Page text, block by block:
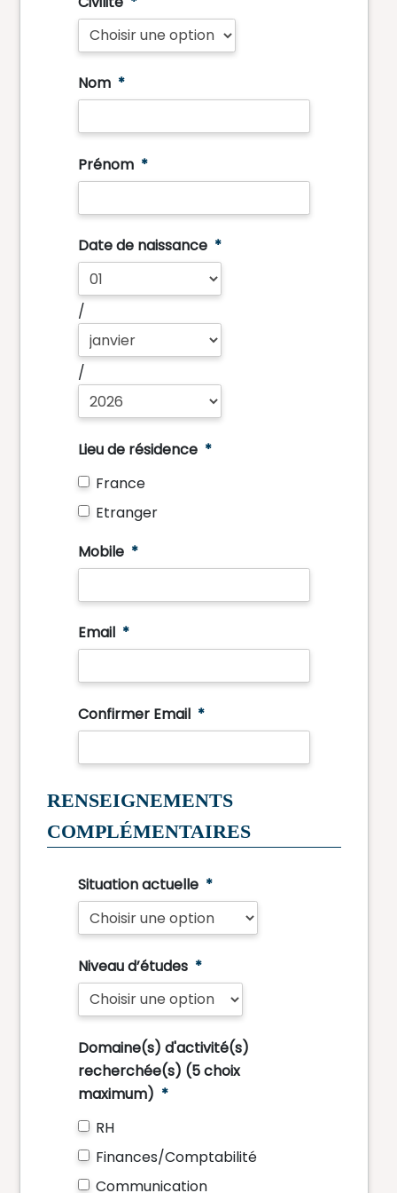
*
*
*
/
/
*
France
Etranger
*
*
*
RENSEIGNEMENTS
COMPLÉMENTAIRES
*
*
Domaine(s) d'activité(s)
recherchée(s) (5 choix
*
RH
Finances/Comptabilité
Communication